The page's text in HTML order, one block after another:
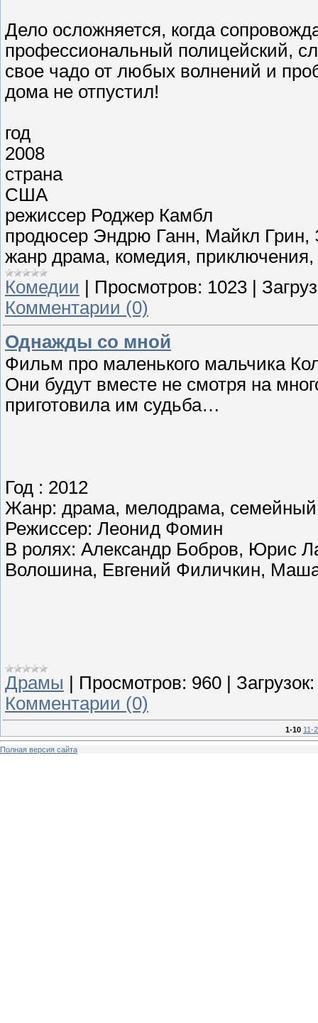
Дело осложняется, когда
профессиональный полицейский,
свое чадо от любых волнений и
дома не отпустил!
год
2008
страна
США
режиссер Роджер Камбл
продюсер Эндрю Ганн, Майкл Грин,
жанр драма, комедия,
Комедии
Просмотров: 1023
Комментарии (0)
Однажды со мной
Фильм про маленького мальчика
Они будут вместе не смотря на
приготовила им судьба…
Год : 2012
Жанр: драма, мелодрама, семейный
Режиссер: Леонид Фомин
В ролях: Александр Бобров, Юрис
Волошина, Евгений Филичкин,
Драмы Просмотров: 960
Загрузок:
Комментарии (0)
1-10 11-
Полная версия сайта